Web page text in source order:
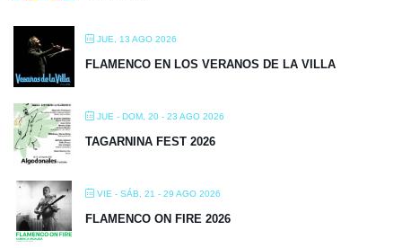
JUE, 13 AGO 2026
FLAMENCO EN LOS VERANOS DE LA VILLA
JUE - DOM, 20 - 23 AGO 2026
TAGARNINA FEST 2026
VIE - SÁB, 21 - 29 AGO 2026
FLAMENCO ON FIRE 2026